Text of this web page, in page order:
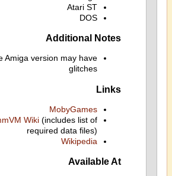
Atari ST
DOS
Additional Notes
Amiga version may have
glitches
Links
MobyGames
Wiki(includes list of
required data files)
Wikipedia
Available At